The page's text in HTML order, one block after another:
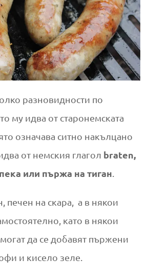
разновидности по
му идва от старонемската
означава ситно накълцано
от немския глагол braten,
или пържа на тиган.
печен на скара, а в някои
като в някои
да се добавят пържени
и кисело зеле.